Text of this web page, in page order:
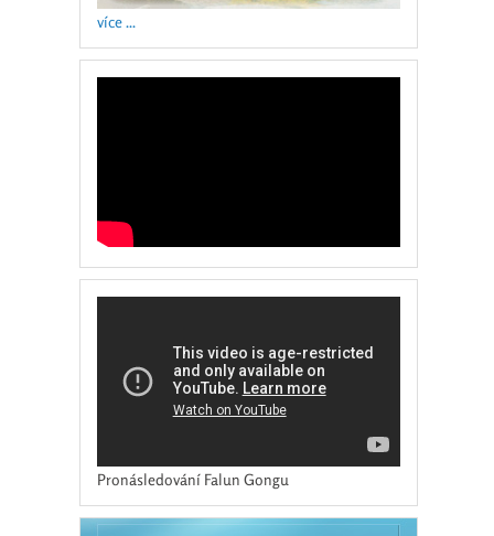
více ...
Pronásledování Falun Gongu